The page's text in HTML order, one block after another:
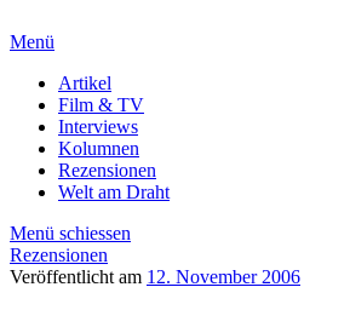
Menü
Artikel
Film & TV
Interviews
Kolumnen
Rezensionen
Welt am Draht
Menü schiessen
Rezensionen
Veröffentlicht am 12. November 2006